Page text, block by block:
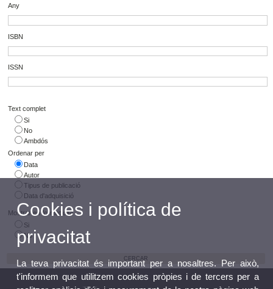
Any
ISBN
ISSN
Text complet
Si
No
Ambdós
Ordenar per
Data
Autor
Tipus de publicació
Data d'adquisició
Mostrar en format cita
Si
No
Cookies i política de
privacitat
La teva privacitat és important per a nosaltres. Per això,
t'informem que utilitzem cookies pròpies i de tercers per a